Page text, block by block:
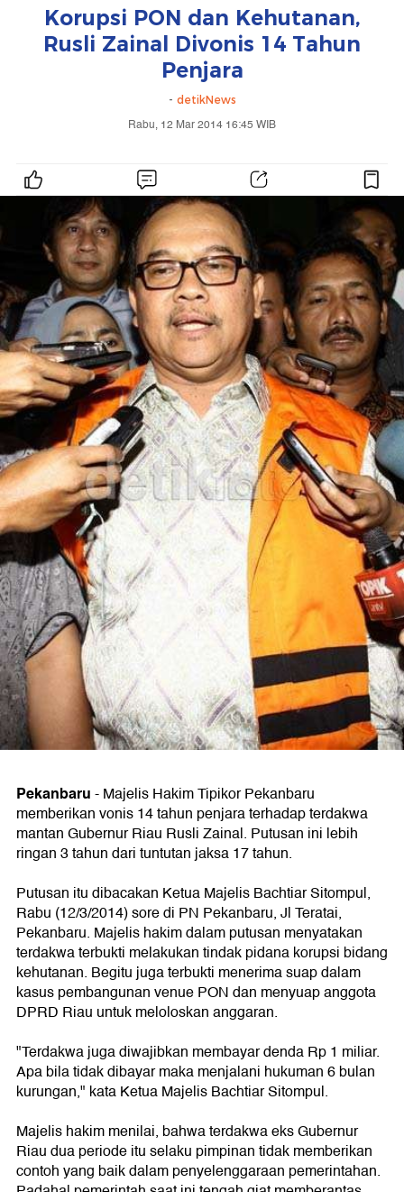
Korupsi PON dan Kehutanan,
Rusli Zainal Divonis 14 Tahun
Penjara
- detikNews
Rabu, 12 Mar 2014 16:45 WIB
Pekanbaru-Majelis Hakim Tipikor Pekanbaru
memberikan vonis 14 tahun penjara terhadap terdakwa
mantan Gubernur Riau Rusli Zainal. Putusan ini lebih
ringan 3 tahun dari tuntutan jaksa 17 tahun.
Putusan itu dibacakan Ketua Majelis Bachtiar Sitompul,
Rabu (12/3/2014) sore di PN Pekanbaru, Jl Teratai,
Pekanbaru. Majelis hakim dalam putusan menyatakan
terdakwa terbukti melakukan tindak pidana korupsi bidang
kehutanan. Begitu juga terbukti menerima suap dalam
kasus pembangunan venue PON dan menyuap anggota
DPRD Riau untuk meloloskan anggaran.
"Terdakwa juga diwajibkan membayar denda Rp 1 miliar.
Apa bila tidak dibayar maka menjalani hukuman 6 bulan
kurungan," kata Ketua Majelis Bachtiar Sitompul.
Majelis hakim menilai, bahwa terdakwa eks Gubernur
Riau dua periode itu selaku pimpinan tidak memberikan
contoh yang baik dalam penyelenggaraan pemerintahan.